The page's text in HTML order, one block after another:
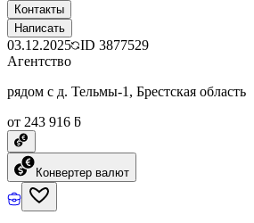
Контакты
Написать
03.12.2025 ID 3877529
Агентство
рядом с д. Тельмы-1, Брестская область
от 243 916 ƃ
Конвертер валют